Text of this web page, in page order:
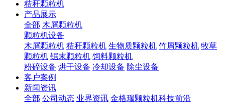
秸秆颗粒机
产品展示
全部 木屑颗粒机
颗粒机设备
木屑颗粒机 秸秆颗粒机 生物质颗粒机 竹屑颗粒机 牧草
颗粒机 锯末颗粒机 饲料颗粒机
粉碎设备 烘干设备 冷却设备 除尘设备
客户案例
新闻资讯
全部 公司动态 业界资讯 金格瑞颗粒机科技前沿